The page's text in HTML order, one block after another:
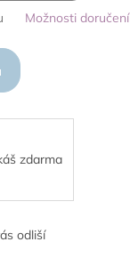
Možnosti doručení
zdarma
odliší